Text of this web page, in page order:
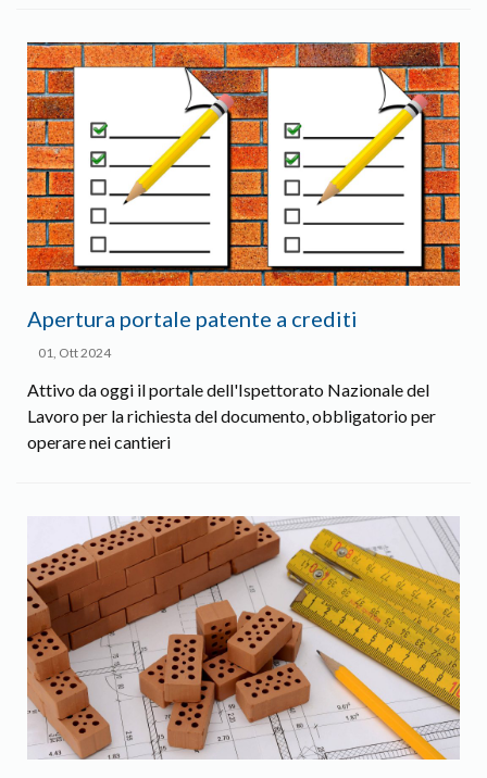
Apertura portale patente a crediti
01, Ott 2024
Attivo da oggi il portale dell'Ispettorato Nazionale del
Lavoro per la richiesta del documento, obbligatorio per
operare nei cantieri